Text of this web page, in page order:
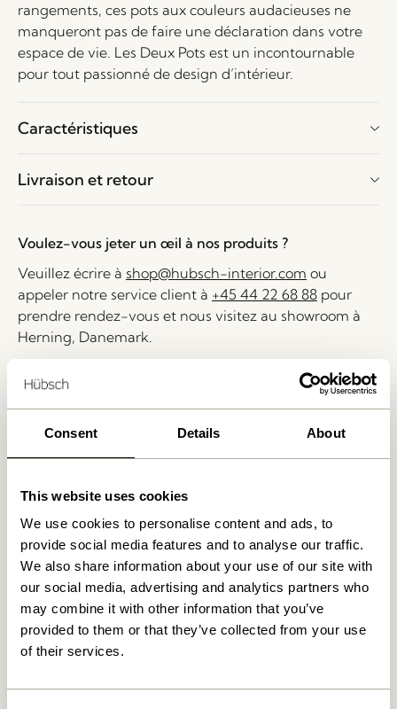
Consent Details About
This website uses cookies
We use cookies to personalise content and ads, to
provide social media features and to analyse our traffic.
We also share information about your use of our site with
our social media, advertising and analytics partners who
may combine it with other information that you’ve
provided to them or that they’ve collected from your use
of their services.
rangements, ces pots aux couleurs audacieuses ne
manqueront pas de faire une déclaration dans votre
espace de vie. Les Deux Pots est un incontournable
pour tout passionné de design d’intérieur.
Caractéristiques
Livraison et retour
Voulez-vous jeter un œil à nos produits ?
Veuillez écrire à shop@hubsch-interior.com ou
appeler notre service client à +45 44 22 68 88 pour
prendre rendez-vous et nous visitez au showroom à
Herning, Danemark.
Livraison 1-4 jours ouvrables
Retour 30 jours
Livraison gratuite à partir de499 DKK
Produits similaires